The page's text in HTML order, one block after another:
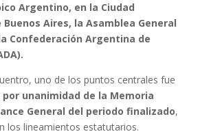
Argentino, en la Ciudad
Aires, la Asamblea General
Confederación Argentina de
uno de los puntos centrales fue
unanimidad de la Memoria
General del periodo finalizado,
los lineamientos estatutarios.